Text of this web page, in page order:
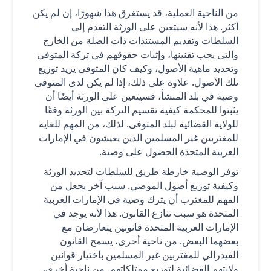
من الناحية العملية، قد يستغرق هذا شهورًا، إن لم يكن
أكثر. هذا لأنه سيتعين على الورثة التقدم إلى
السلطات وتقديم المستندات ذات الصلة من الخارج
والتي يجب تقنينها، وإثبات حقوقهم في تركة المتوفى
وتحديد ماهية الأصول، وكيف كان المتوفى يريد توزيع
تلك الأصول. علاوة على ذلك، إذا لم يكن لدى المتوفى
وصية في بلد المنشأ، فسيتعين على الورثة أيضًا أن
يثبتوا للمحكمة كيفية تقسيم التركة بين الورثة وفقًا
للولاية القضائية لبلد المتوفى. لذلك، من المهم للغاية
للمغتربين غير المسلمين الذين يعيشون في الإمارات
العربية المتحدة الحصول على وصية.
توفر الوصية خارطة طريق للسلطات لتحديد الورثة
وكيفية توزيع أصول الموصي. سبب آخر يجعل من
المهم للمغترب أن يترك وصية في الإمارات العربية
المتحدة هو سبب تنازع القانون. هذا لأنه يوجد في
الإمارات العربية المتحدة قانونين يتعارضان مع
بعضهما البعض. من ناحية أخرى، يسمح القانون
الفيدرالي للمغتربين غير المسلمين باختيار قوانين